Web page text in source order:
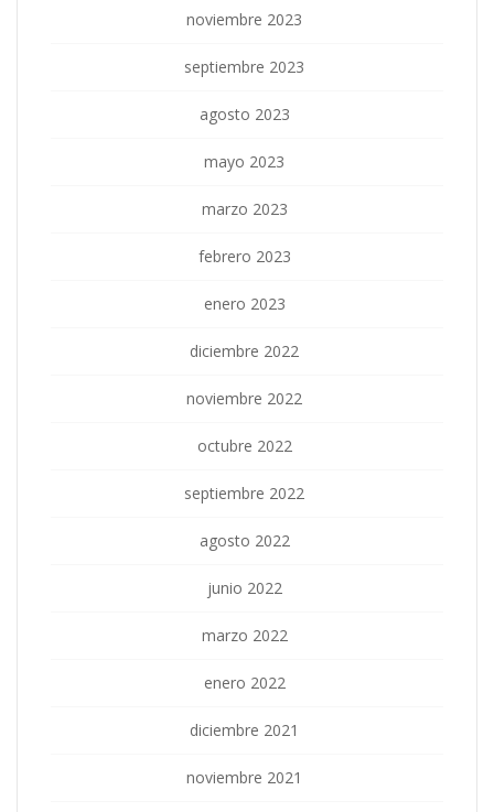
noviembre 2023
septiembre 2023
agosto 2023
mayo 2023
marzo 2023
febrero 2023
enero 2023
diciembre 2022
noviembre 2022
octubre 2022
septiembre 2022
agosto 2022
junio 2022
marzo 2022
enero 2022
diciembre 2021
noviembre 2021